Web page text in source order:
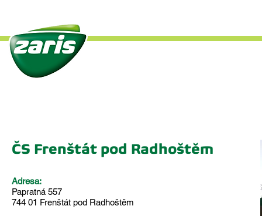
ČS Frenštát pod Radhoštěm
Adresa:
Papratná 557
744 01 Frenštát pod Radhoštěm